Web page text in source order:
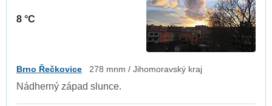
8 °C
Brno Řečkovice 278 mnm / Jihomoravský kraj
Nádherný západ slunce.